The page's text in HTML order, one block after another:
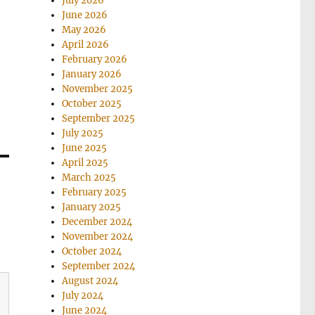
June 2026
May 2026
April 2026
February 2026
January 2026
November 2025
October 2025
September 2025
July 2025
June 2025
April 2025
March 2025
February 2025
January 2025
December 2024
November 2024
October 2024
September 2024
August 2024
July 2024
June 2024